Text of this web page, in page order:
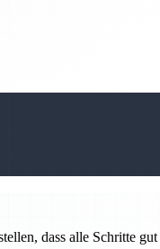
dass alle Schritte